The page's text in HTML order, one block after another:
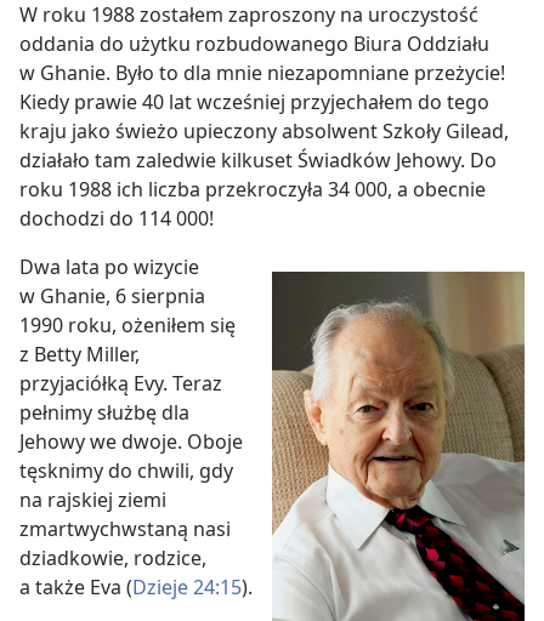
W roku 1988 zostałem zaproszony na uroczystość
oddania do użytku rozbudowanego Biura Oddziału
w Ghanie. Było to dla mnie niezapomniane przeżycie!
Kiedy prawie 40 lat wcześniej przyjechałem do tego
kraju jako świeżo upieczony absolwent Szkoły Gilead,
działało tam zaledwie kilkuset Świadków Jehowy. Do
roku 1988 ich liczba przekroczyła 34 000, a obecnie
dochodzi do 114 000!
Dwa lata po wizycie
w Ghanie, 6 sierpnia
1990 roku, ożeniłem się
z Betty Miller,
przyjaciółką Evy. Teraz
pełnimy służbę dla
Jehowy we dwoje. Oboje
tęsknimy do chwili, gdy
na rajskiej ziemi
zmartwychwstaną nasi
dziadkowie, rodzice,
a także Eva (Dzieje 24:15).